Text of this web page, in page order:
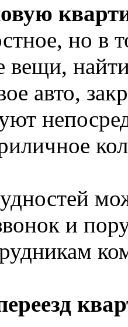
но в
вещи,
авто,
и